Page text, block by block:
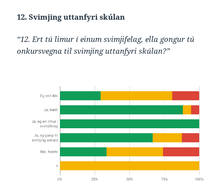
12. Svimjing uttanfyri skúlan
“12. Ert tú limur í einum svimjifelag, ella gongur tú
onkursvegna til svimjing uttanfyri skúlan?”